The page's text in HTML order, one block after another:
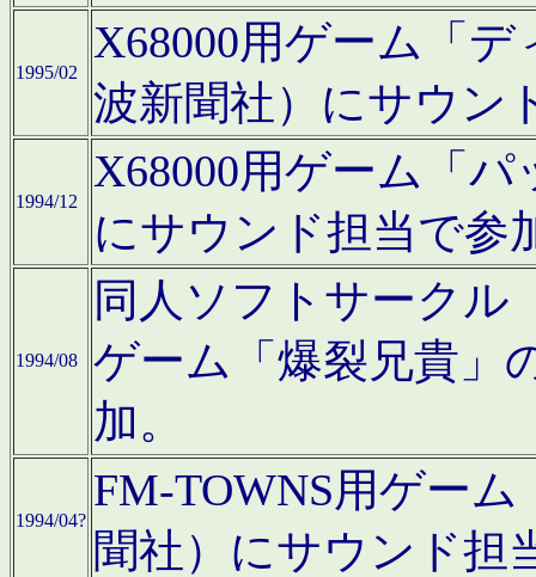
1995/02
X68000用ゲーム「
波新聞社）にサウン
1994/12
X68000用ゲーム「
にサウンド担当で参
1994/08
同人ソフトサークル
ゲーム「爆裂兄貴」
加。
1994/04?
FM-TOWNS用ゲー
聞社）にサウンド担